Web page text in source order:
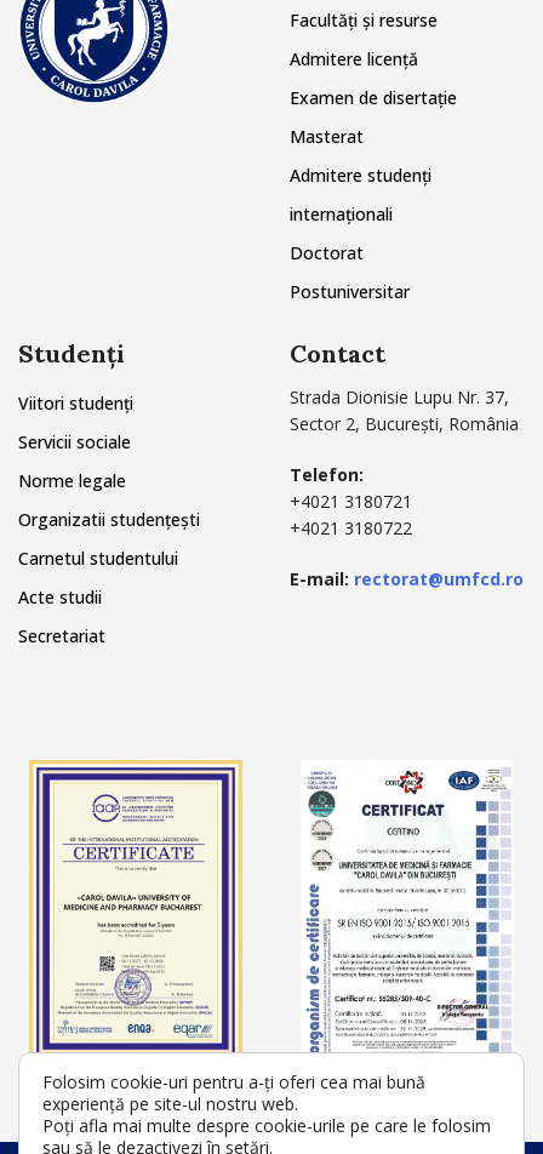
Facultăți și resurse
Admitere licență
Examen de disertație
Masterat
Admitere studenți
internaționali
Doctorat
Postuniversitar
Studenți
Viitori studenți
Servicii sociale
Norme legale
Organizatii studențești
Carnetul studentului
Acte studii
Secretariat
Contact
Strada Dionisie Lupu Nr. 37,
Sector 2, București, România
Telefon:
+4021 3180721
+4021 3180722
E-mail: rectorat@umfcd.ro
Folosim cookie-uri pentru a-ți oferi cea mai bună
experiență pe site-ul nostru web.
Poți afla mai multe despre cookie-urile pe care le folosim
sau să le dezactivezi în setări.